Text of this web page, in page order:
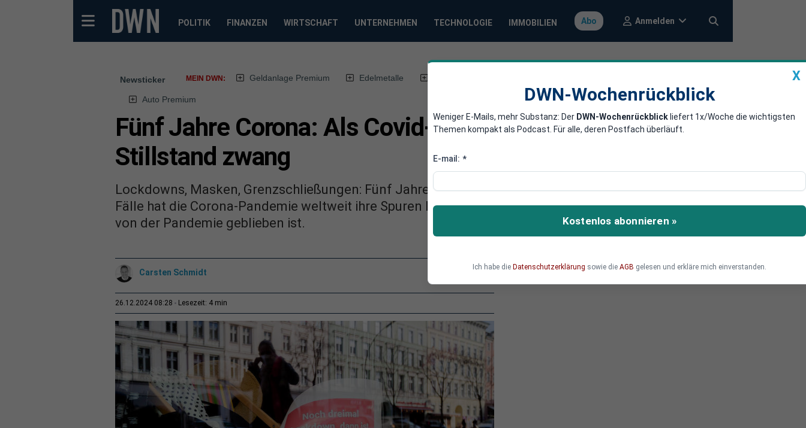
POLITIK FINANZEN WIRTSCHAFT UNTERNEHMEN TECHNOLOGIE IMMOBILIEN Abo Anmelden
Newsticker MEIN DWN: Geldanlage Premium Edelmetalle
Auto Premium
Fünf Jahre Corona: Als Covid-19 die Welt in den
Stillstand zwang
Lockdowns, Masken, Grenzschließungen: Fünf Jahre nach dem Auftauchen der ersten Covid-19-
Fälle hat die Corona-Pandemie weltweit ihre Spuren hinterlassen. Welche das sind – und was
von der Pandemie geblieben ist.
Carsten Schmidt
26.12.2024 08:28 Lesezeit: 4 min
X
DWN-Wochenrückblick
Weniger E-Mails, mehr Substanz: Der DWN-Wochenrückblick liefert 1x/Woche die wichtigsten
Themen kompakt als Podcast. Für alle, deren Postfach überläuft.
E-mail: *
Kostenlos abonnieren »
Ich habe die Datenschutzerklärung sowie die AGB gelesen und erkläre mich einverstanden.